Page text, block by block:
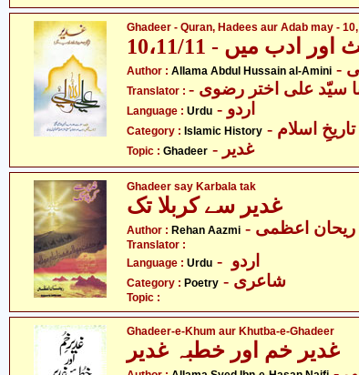
Ghadeer - Quran, Hadees aur Adab may - 10,
حدیث اور ادب میں
Author : Allama Abdul Hussain al-Amini
Translator : سیّد علی اختر رضوی
Language : Urdu - اردو
Category : Islamic History - تاریخِ اسلام
Topic : Ghadeer - غدیر
Ghadeer say Karbala tak
Author : Rehan Aazmi - ریحان اعظمی
Translator :
Language : Urdu
Category : Poetry - شاعری
Topic :
Ghadeer-e-Khum aur Khutba-e-Ghadeer
غدیر خم اور خطبہ غدیر